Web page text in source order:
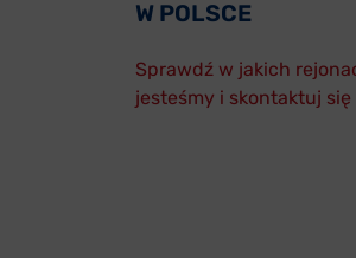
W POLSCE
Sprawdź w jakich
jesteśmy i skontaktuj się